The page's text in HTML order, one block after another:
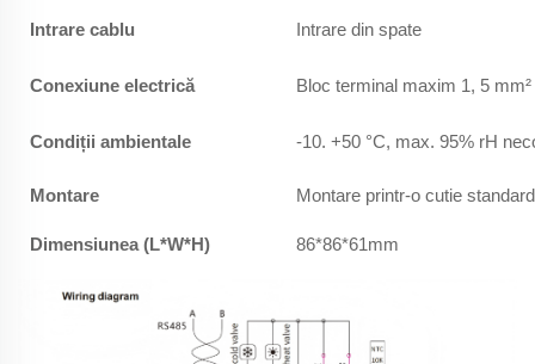
Intrare cablu Intrare din spate
Conexiune electrică Bloc terminal maxim 1, 5 mm²
Condiții ambientale -10. +50 °C, max. 95% rH
Montare Montare printr-o cutie
Dimensiunea (L*W*H) 86*86*61mm